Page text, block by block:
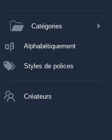
Catégories
Alphabétiquement
Styles de polices
Créateurs